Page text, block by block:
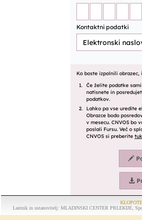
Lastnik in ustanovitelj: MLADINSKI CENTER PRLEKIJE,